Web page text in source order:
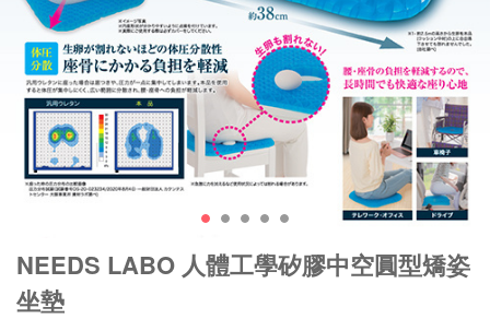
NEEDS LABO 人體工學矽膠中空圓型矯姿
坐墊